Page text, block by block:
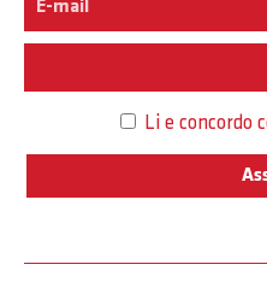
Li e concordo